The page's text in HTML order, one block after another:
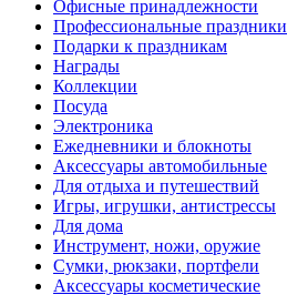
Офисные принадлежности
Профессиональные праздники
Подарки к праздникам
Награды
Коллекции
Посуда
Электроника
Ежедневники и блокноты
Аксессуары автомобильные
Для отдыха и путешествий
Игры, игрушки, антистрессы
Для дома
Инструмент, ножи, оружие
Сумки, рюкзаки, портфели
Аксессуары косметические